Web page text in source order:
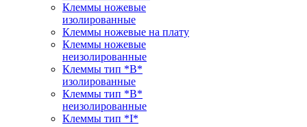
Клеммы ножевые
изолированные
Клеммы ножевые на плату
Клеммы ножевые
неизолированные
Клеммы тип *B*
изолированные
Клеммы тип *B*
неизолированные
Клеммы тип *I*